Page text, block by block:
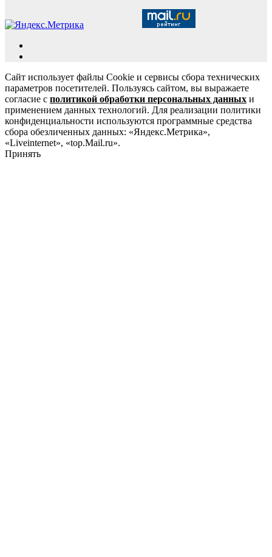
Сайт использует файлы Cookie и сервисы сбора технических
параметров посетителей. Пользуясь сайтом, вы выражаете
согласие с политикой обработки персональных данных и
применением данных технологий. Для реализации политики
конфиденциальности используются программные средства
сбора обезличенных данных: «Яндекс.Метрика»,
«Liveinternet», «top.Mail.ru».
Принять